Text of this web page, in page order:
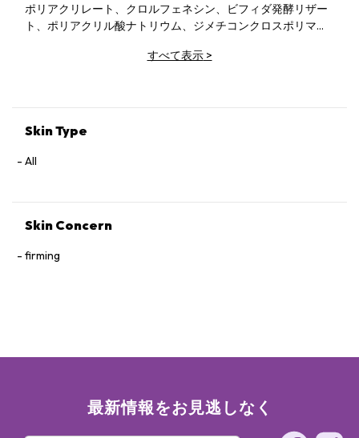
ポリアクリレート、クロルフェネシン、ビフィダ発酵リザー
ト、ポリアクリル酸ナトリウム、ジメチコンクロスポリマ
ジメチコン、メトキシPEG / PPG-25 /ジメチコン、ポリグリ
ス、ベイカリン、アスペルギルス発酵物、1,2-ブチレングリ
ナトリウム、オリザサティバ（米）粕エキス、ソルベートカ
すべて表示>
Skin Type
All
Skin Concern
firming
最新情報をお見逃しなく